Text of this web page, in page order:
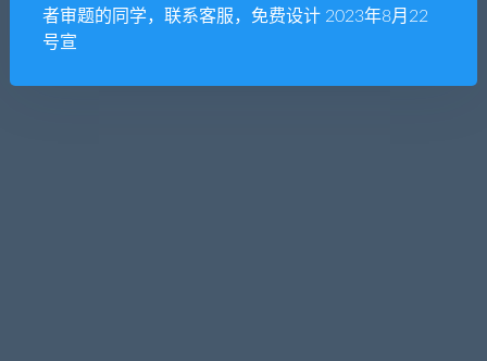
者审题的同学，联系客服，免费设计 2023年8月22
号宣